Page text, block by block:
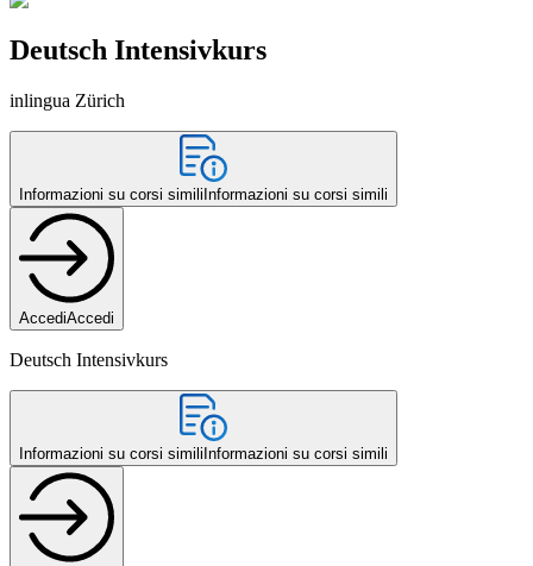
Deutsch Intensivkurs
inlingua Zürich
Informazioni su corsi simili Informazioni su corsi simili
AccediAccedi
Deutsch Intensivkurs
Informazioni su corsi simili Informazioni su corsi simili